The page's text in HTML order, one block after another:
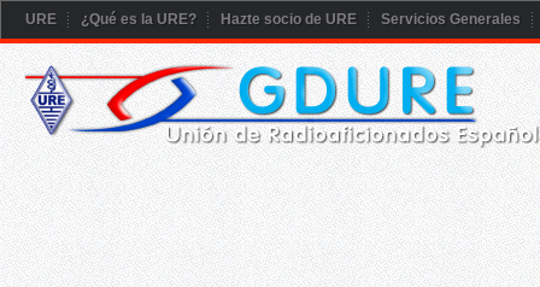
URE ¿Qué es la URE? Hazte socio de URE Servicios Generales